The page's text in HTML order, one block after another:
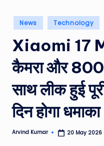
T
e
c
h
M
o
vi
Posted
in
News Technology
Xiaomi 17
कैमरा और
साथ लीक हुई
दिन होगा धमाका
Posted
Arvind Kumar 20 May 2026